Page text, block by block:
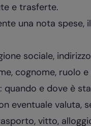
e trasferte.
una nota
sociale,
cognome, ruolo
: quando e dove è
eventuale valuta,
vitto,